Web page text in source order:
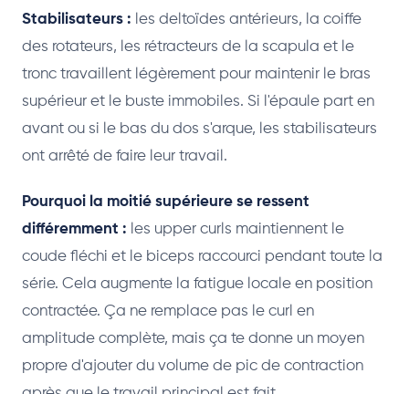
Stabilisateurs : les deltoïdes antérieurs, la coiffe
des rotateurs, les rétracteurs de la scapula et le
tronc travaillent légèrement pour maintenir le bras
supérieur et le buste immobiles. Si l'épaule part en
avant ou si le bas du dos s'arque, les stabilisateurs
ont arrêté de faire leur travail.
Pourquoi la moitié supérieure se ressent
différemment : les upper curls maintiennent le
coude fléchi et le biceps raccourci pendant toute la
série. Cela augmente la fatigue locale en position
contractée. Ça ne remplace pas le curl en
amplitude complète, mais ça te donne un moyen
propre d'ajouter du volume de pic de contraction